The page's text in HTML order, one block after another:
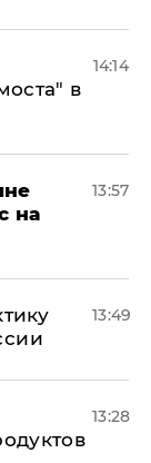
в
14:14
на
13:57
13:49
13:28